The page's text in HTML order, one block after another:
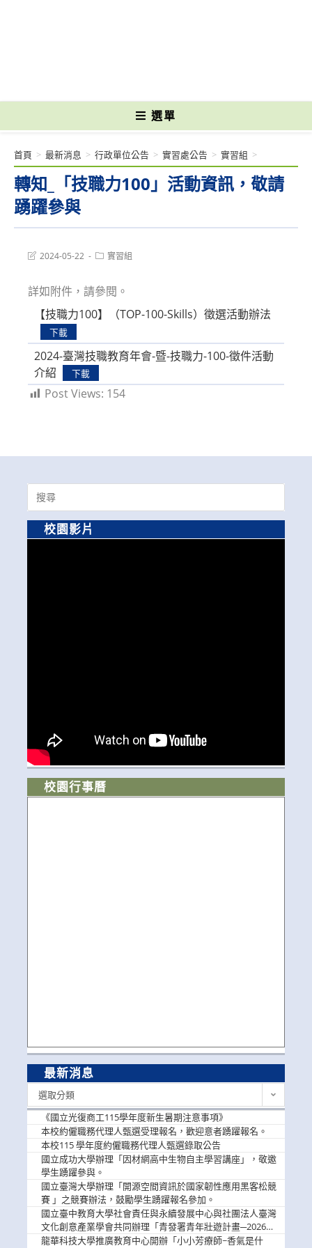
選單
轉知_「技職力100」活動資訊，敬請
踴躍參與
首頁 > 最新消息 > 行政單位公告 > 實習處公告 > 實習組 >
Post2024-05-22
Post實習組
詳如附件，請參閱。
【技職力100】（TOP-100-Skills）徵選活動辦法
下載
2024-臺灣技職教育年會-暨-技職力-100-徵件活動
介紹
下載
Post Views: 154
Search
for:
校園影片
校園行事曆
最新消息
選取分類
《國立光復商工115學年度新生暑期注意事項》
本校約僱職務代理人甄選受理報名，歡迎意者踴躍報名。
本校115 學年度約僱職務代理人甄選錄取公告
國立成功大學辦理「因材網高中生物自主學習講座」，敬邀
學生踴躍參與。
國立臺灣大學辦理「開源空間資訊於國家韌性應用黑客松競
賽 」之競賽辦法，鼓勵學生踴躍報名參加。
國立臺中教育大學社會責任與永續發展中心與社團法人臺灣
文化創意產業學會共同辦理「青發署青年壯遊計畫─2026臺
中舊城都市建築文化體驗」活動，敬邀學生踴躍報名參加，
龍華科技大學推廣教育中心開辦「小小芳療師~香氣是什